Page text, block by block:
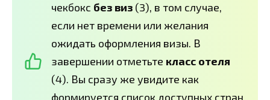
чекбокс без виз (3), в том случае,
если нет времени или желания
ожидать оформления визы. В
завершении отметьте класс отеля
(4). Вы сразу же увидите как
формируется список доступных стран